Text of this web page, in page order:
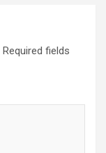
Required fields